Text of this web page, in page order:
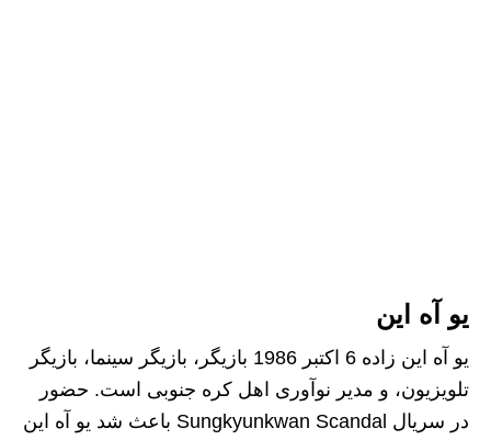
یو آه این
یو آه این زاده 6 اکتبر 1986 بازیگر، بازیگر سینما، بازیگر
تلویزیون، و مدیر نوآوری اهل کره جنوبی است. حضور
در سریال Sungkyunkwan Scandal باعث شد یو آه این